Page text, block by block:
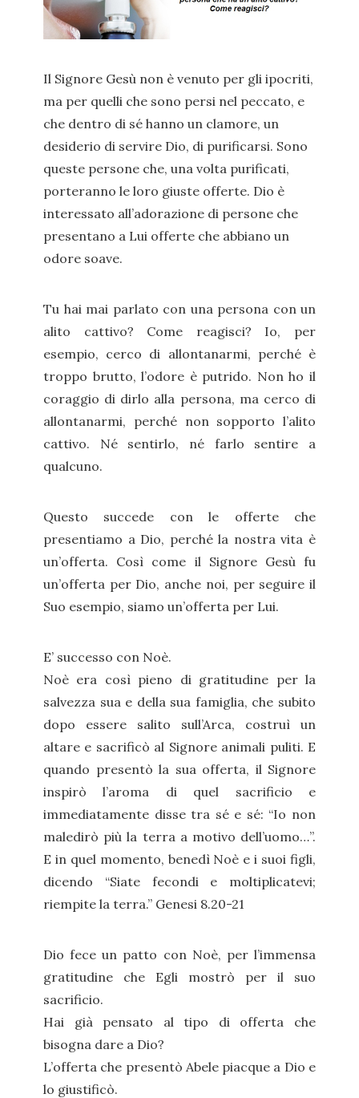
Il Signore Gesù non è venuto per gli ipocriti,
ma per quelli che sono persi nel peccato, e
che dentro di sé hanno un clamore, un
desiderio di servire Dio, di purificarsi. Sono
queste persone che, una volta purificati,
porteranno le loro giuste offerte. Dio è
interessato all’adorazione di persone che
presentano a Lui offerte che abbiano un
odore soave.
Tu hai mai parlato con una persona con un
alito cattivo? Come reagisci? Io, per
esempio, cerco di allontanarmi, perché è
troppo brutto, l’odore è putrido. Non ho il
coraggio di dirlo alla persona, ma cerco di
allontanarmi, perché non sopporto l’alito
cattivo. Né sentirlo, né farlo sentire a
qualcuno.
Questo succede con le offerte che
presentiamo a Dio, perché la nostra vita è
un’offerta. Così come il Signore Gesù fu
un’offerta per Dio, anche noi, per seguire il
Suo esempio, siamo un’offerta per Lui.
E’ successo con Noè.
Noè era così pieno di gratitudine per la
salvezza sua e della sua famiglia, che subito
dopo essere salito sull’Arca, costruì un
altare e sacrificò al Signore animali puliti. E
quando presentò la sua offerta, il Signore
inspirò l’aroma di quel sacrificio e
immediatamente disse tra sé e sé: “Io non
maledirò più la terra a motivo dell’uomo…”.
E in quel momento, benedì Noè e i suoi figli,
dicendo “Siate fecondi e moltiplicatevi;
riempite la terra.” Genesi 8.20-21
Dio fece un patto con Noè, per l’immensa
gratitudine che Egli mostrò per il suo
sacrificio.
Hai già pensato al tipo di offerta che
bisogna dare a Dio?
L’offerta che presentò Abele piacque a Dio e
lo giustificò.